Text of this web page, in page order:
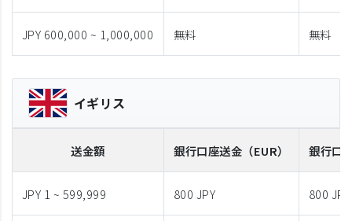
JPY 600,000 ~ 1,000,000 無料 無料
イギリス
送金額 銀行口座送金 （EUR） 銀行口
JPY 1 ~ 599,999 800 JPY 800 JPY